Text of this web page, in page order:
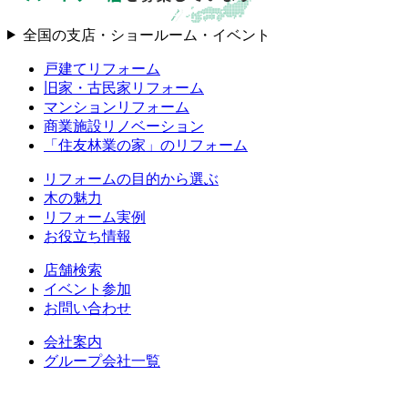
全国の支店・ショールーム・イベント
戸建てリフォーム
旧家・古民家リフォーム
マンションリフォーム
商業施設リノベーション
「住友林業の家」のリフォーム
リフォームの目的から選ぶ
木の魅力
リフォーム実例
お役立ち情報
店舗検索
イベント参加
お問い合わせ
会社案内
グループ会社一覧